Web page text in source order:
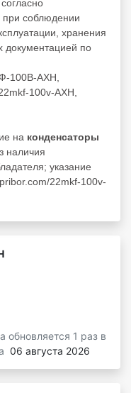
при соблюдении
хранения
документацией по
100В-AXH,
100v-AXH,
на конденсаторы
наличия
указание
22mkf-100v-
обновляется 1 раз в
06 августа 2026